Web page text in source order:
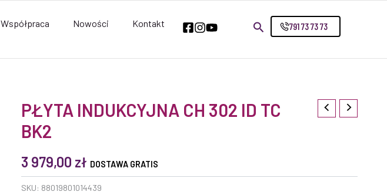
791 73 73 73
Współpraca Nowości Kontakt
PŁYTA INDUKCYJNA CH 302 ID TC
BK2
3 979,00 zł DOSTAWA GRATIS
SKU: 88019801014439
ilość
PŁYTA
INDUKCYJNA
CH
ID
TC
BK2